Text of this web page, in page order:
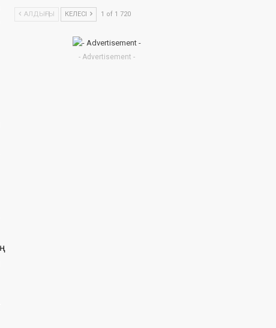
АЛДЫҢҒЫ КЕЛЕСІ 1 of 1 720
- Advertisement -